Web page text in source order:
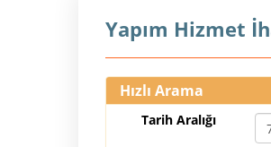
Yapım Hizmet
Hızlı Arama
Tarih Aralığı